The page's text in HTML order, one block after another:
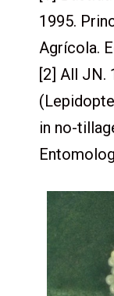
1995.
Agrícola.
[2] All JN.
in no-